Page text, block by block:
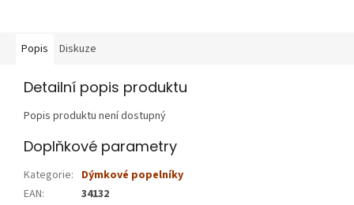
Popis Diskuze
Detailní popis produktu
Popis produktu není dostupný
Doplňkové parametry
Kategorie: Dýmkové popelníky
EAN: 34132